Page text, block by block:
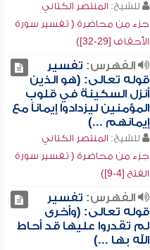
للشيخ: المنتصر الكتاني
جزء من محاضرة ( تفسير سورة
الأحقاف [29-32])
الفهرس: تفسير
قوله تعالى: (هو الذين
أنزل السكينة في قلوب
المؤمنين ليزدادوا إيماناً مع
إيمانهم ...)
للشيخ: المنتصر الكتاني
جزء من محاضرة ( تفسير سورة
الفتح [4-9])
الفهرس: تفسير
قوله تعالى: (وأخرى
لم تقدروا عليها قد أحاط
الله بها ...)